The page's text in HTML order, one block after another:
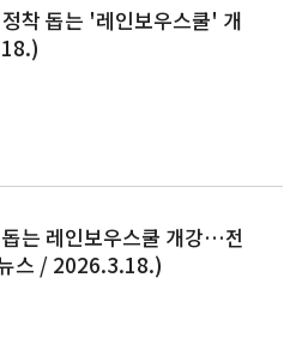
착 돕는 '레인보우스쿨' 개
는 레인보우스쿨 개강…전
스 / 2026.3.18.)